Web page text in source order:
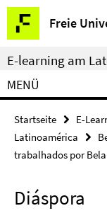
Springe
direkt
zu
Inhalt
Freie
Service-
Navigation
E-learning am
MENÜ
Startseite E-
Latinoamérica
trabalhados por
Diáspora